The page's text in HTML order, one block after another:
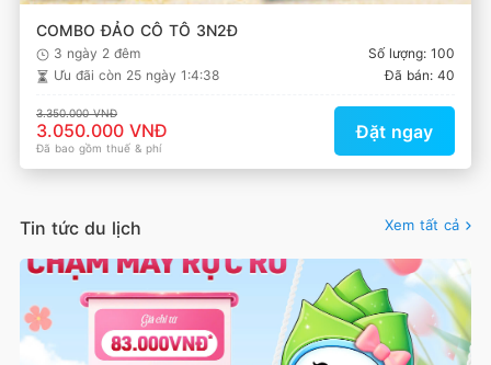
COMBO ĐẢO CÔ TÔ 3N2Đ
3 ngày 2 đêm
Số lượng: 100
Ưu đãi còn 25 ngày 1:4:37 Đã bán: 40
3.350.000 VNĐ
3.050.000 VNĐ
Đã bao gồm thuế & phí
Đặt ngay
Tin tức du lịch Xem tất cả